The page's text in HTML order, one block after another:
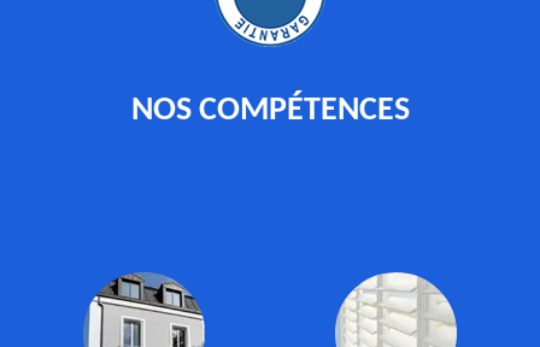
NOS COMPÉTENCES